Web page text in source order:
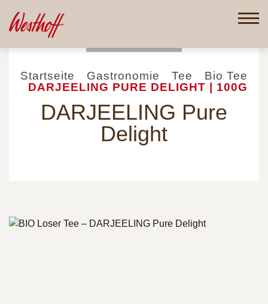
zum
Startseite Gastronomie Tee
Bio Tee
DARJEELING PURE DELIGHT | 100G
DARJEELING Pure
Delight